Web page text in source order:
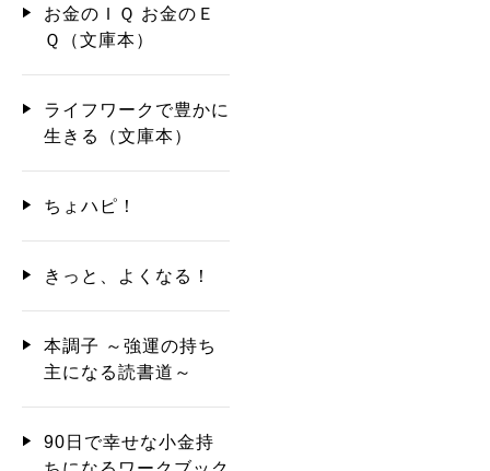
お金のＩＱ お金のＥ
Ｑ（文庫本）
ライフワークで豊かに
生きる（文庫本）
ちょハピ！
きっと、よくなる！
本調子 ～強運の持ち
主になる読書道～
90日で幸せな小金持